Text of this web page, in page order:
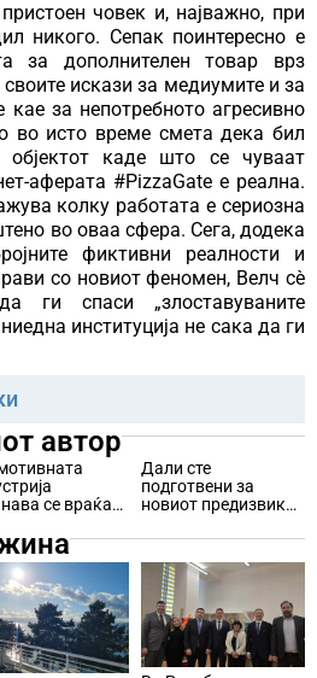
човек и, најважно, при
никого. Сепак поинтересно е
за дополнителен товар врз
искази за медиумите и за
за непотребното агресивно
во исто време смета дека бил
објектот каде што се чуваат
аферата #PizzaGate е реална.
колку работата е сериозна
во оваа сфера. Сега, додека
фиктивни реалности и
со новиот феномен, Велч сѐ
спаси „злоставуваните
институција не сака да ги
автор
се враќа
Дали сте
подготвени за
новиот предизвик